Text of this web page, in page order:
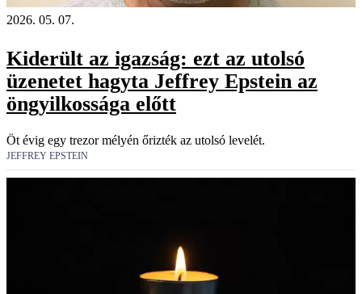
2026. 05. 07.
Kiderült az igazság: ezt az utolsó
üzenetet hagyta Jeffrey Epstein az
öngyilkossága előtt
Öt évig egy trezor mélyén őrizték az utolsó levelét.
JEFFREY EPSTEIN